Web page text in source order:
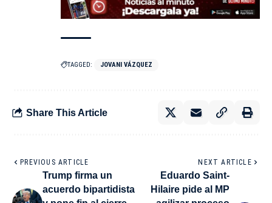
TAGGED: JOVANI VÁZQUEZ
Share This Article
PREVIOUS ARTICLE
Trump firma un
acuerdo bipartidista
NEXT ARTICLE
Eduardo Saint-
Hilaire pide al MP